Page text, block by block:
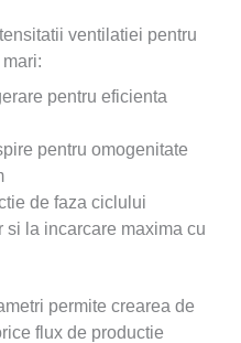
ventilatiei pentru
pentru eficienta
pentru omogenitate
de faza ciclului
si la incarcare maxima cu
permite crearea de
flux de productie